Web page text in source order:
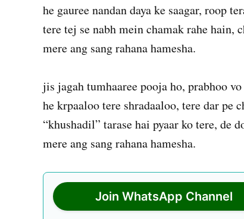
he gauree nandan daya ke saagar, roop
tere tej se nabh mein chamak rahe hain,
mere ang sang rahana hamesha.
jis jagah tumhaaree pooja ho, prabhoo
he krpaaloo tere shradaaloo, tere dar pe
“khushadil” tarase hai pyaar ko tere, de
mere ang sang rahana hamesha.
Join WhatsApp Channel